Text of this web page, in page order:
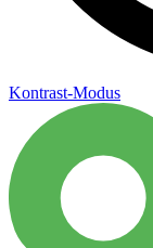
Kontrast-Modus